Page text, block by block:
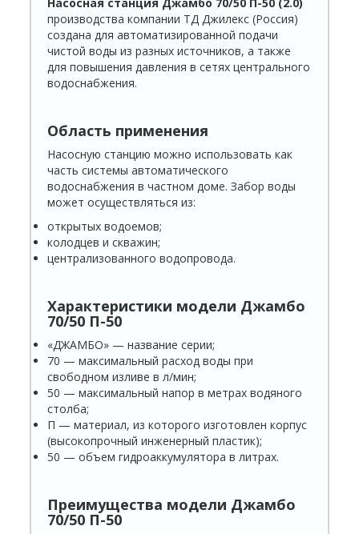
производства компании ТД Джилекс (Россия)
создана для автоматизированной подачи
чистой воды из разных источников, а также
для повышения давления в сетях центрального
водоснабжения.
Область применения
Насосную станцию можно использовать как
часть системы автоматического
водоснабжения в частном доме. Забор воды
может осуществляться из:
открытых водоемов;
колодцев и скважин;
централизованного водопровода.
Характеристики модели Джамбо
70/50 П-50
«ДЖАМБО» — название серии;
70 — максимальный расход воды при
свободном изливе в л/мин;
50 — максимальный напор в метрах водяного
столба;
П — материал, из которого изготовлен корпус
(высокопрочный инженерный пластик);
50 — объем гидроаккумулятора в литрах.
Преимущества модели Джамбо
70/50 П-50